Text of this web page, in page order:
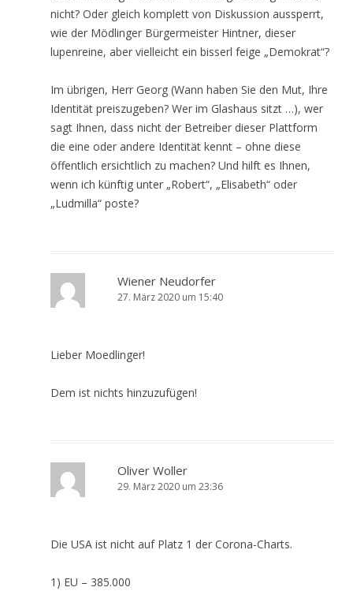
nicht? Oder gleich komplett von Diskussion aussperrt,
wie der Mödlinger Bürgermeister Hintner, dieser
lupenreine, aber vielleicht ein bisserl feige „Demokrat“?
Im übrigen, Herr Georg (Wann haben Sie den Mut, Ihre
Identität preiszugeben? Wer im Glashaus sitzt …), wer
sagt Ihnen, dass nicht der Betreiber dieser Plattform
die eine oder andere Identität kennt – ohne diese
öffentlich ersichtlich zu machen? Und hilft es Ihnen,
wenn ich künftig unter „Robert“, „Elisabeth“ oder
„Ludmilla“ poste?
Wiener Neudorfer
27. März 2020 um 15:40
Lieber Moedlinger!
Dem ist nichts hinzuzufügen!
Oliver Woller
29. März 2020 um 23:36
Die USA ist nicht auf Platz 1 der Corona-Charts.
1) EU – 385.000